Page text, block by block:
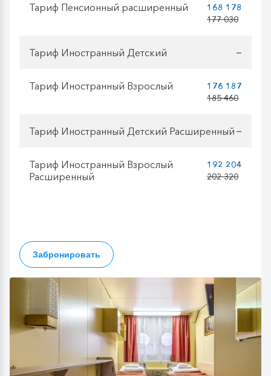
Тариф Пенсионный расширенный
168 178
177 030
Тариф Иностранный Детский —
Тариф Иностранный Взрослый
176 187
185 460
Тариф Иностранный Детский Расширенный —
Тариф Иностранный Взрослый
Расширенный
192 204
202 320
Забронировать